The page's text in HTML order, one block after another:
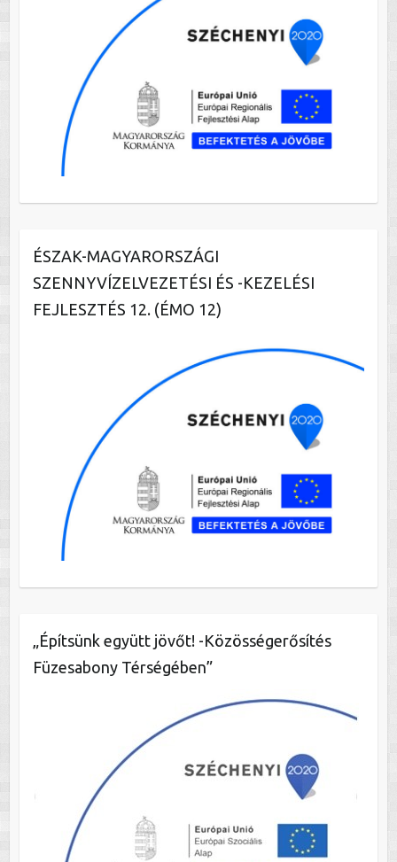
ÉSZAK-MAGYARORSZÁGI
SZENNYVÍZELVEZETÉSI ÉS -KEZELÉSI
FEJLESZTÉS 12. (ÉMO 12)
„Építsünk együtt jövőt! -Közösségerősítés
Füzesabony Térségében”